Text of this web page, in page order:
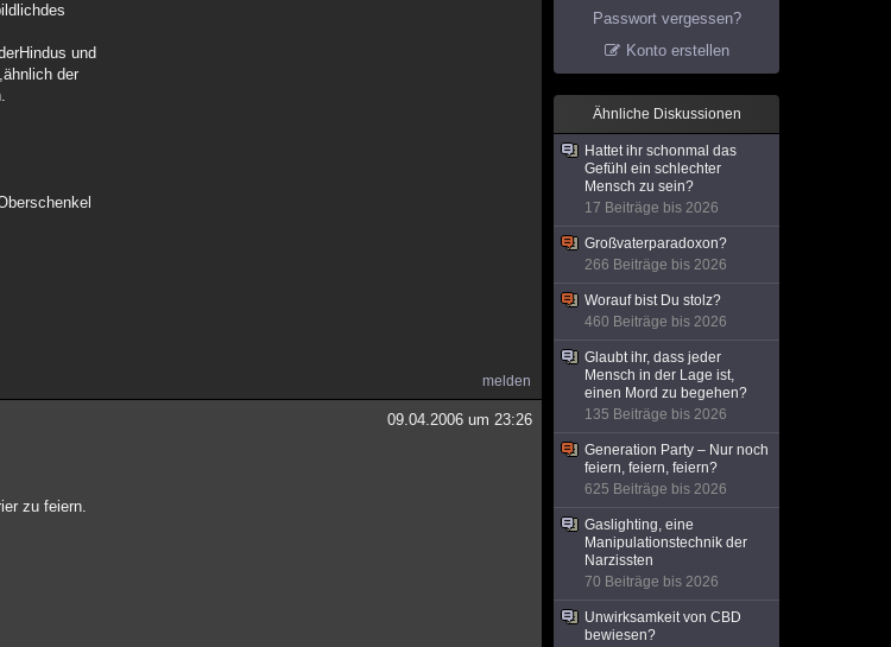
und
der
melden
09.04.2006 um 23:26
zu feiern.
Passwort vergessen?
Konto erstellen
Ähnliche Diskussionen
Hattet ihr schonmal das
Gefühl ein schlechter
Mensch zu sein?
17 Beiträge bis 2026
Großvaterparadoxon?
266 Beiträge bis 2026
Worauf bist Du stolz?
460 Beiträge bis 2026
Glaubt ihr, dass jeder
Mensch in der Lage ist,
einen Mord zu begehen?
135 Beiträge bis 2026
Generation Party – Nur noch
feiern, feiern, feiern?
625 Beiträge bis 2026
Gaslighting, eine
Manipulationstechnik der
Narzissten
70 Beiträge bis 2026
Unwirksamkeit von CBD
bewiesen?